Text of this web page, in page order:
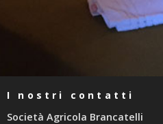
I nostri contatti
Società Agricola Brancatelli